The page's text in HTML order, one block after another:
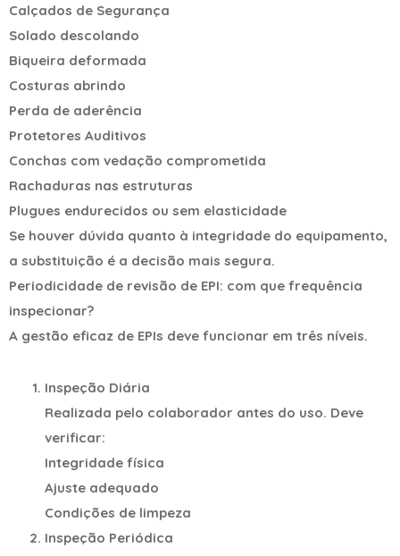
Calçados de Segurança
Solado descolando
Biqueira deformada
Costuras abrindo
Perda de aderência
Protetores Auditivos
Conchas com vedação comprometida
Rachaduras nas estruturas
Plugues endurecidos ou sem elasticidade
Se houver dúvida quanto à integridade do equipamento,
a substituição é a decisão mais segura.
Periodicidade de revisão de EPI: com que frequência
inspecionar?
A gestão eficaz de EPIs deve funcionar em três níveis.
Inspeção Diária
Realizada pelo colaborador antes do uso. Deve
verificar:
Integridade física
Ajuste adequado
Condições de limpeza
Inspeção Periódica